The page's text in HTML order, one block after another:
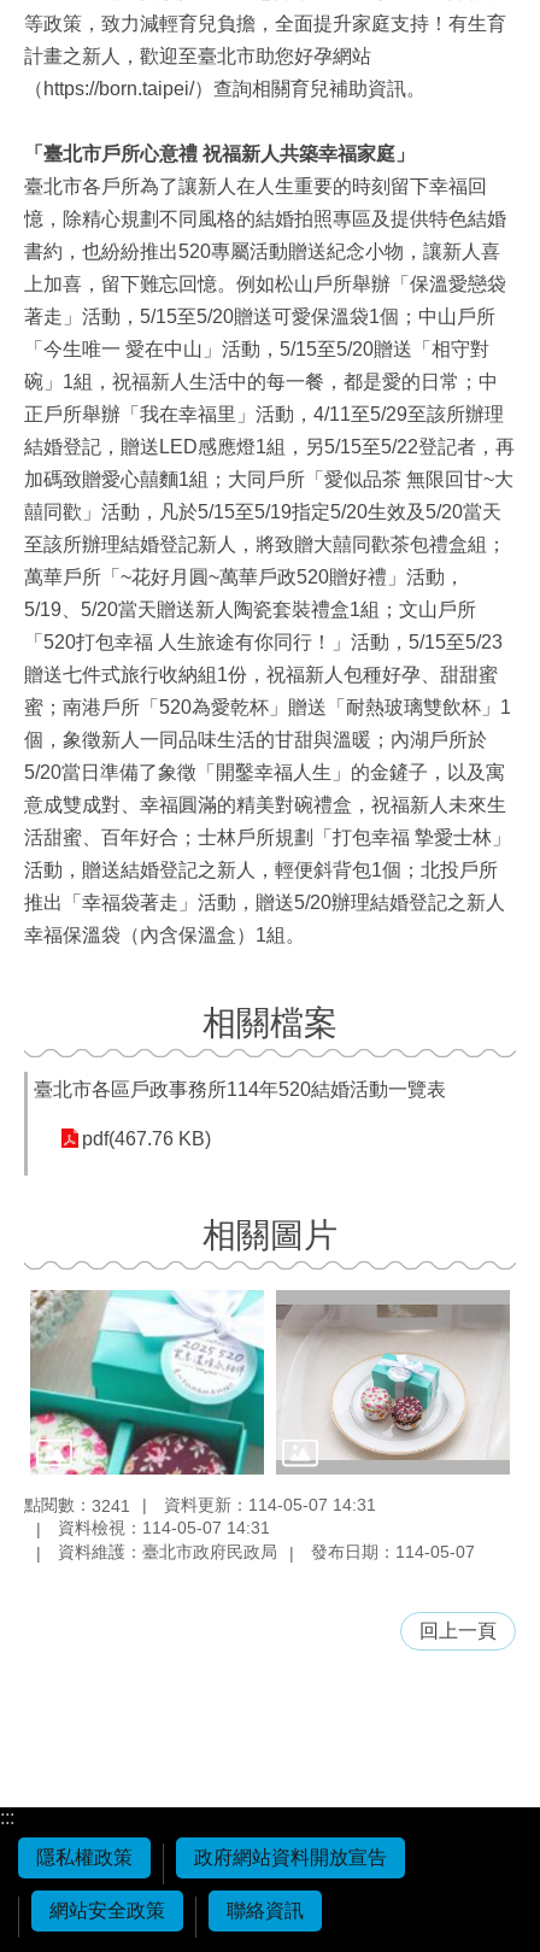
等政策，致力減輕育兒負擔，全面提升家庭支持！有生育
計畫之新人，歡迎至臺北市助您好孕網站
（https://born.taipei/）查詢相關育兒補助資訊。
「臺北市戶所心意禮 祝福新人共築幸福家庭」
臺北市各戶所為了讓新人在人生重要的時刻留下幸福回
憶，除精心規劃不同風格的結婚拍照專區及提供特色結婚
書約，也紛紛推出520專屬活動贈送紀念小物，讓新人喜
上加喜，留下難忘回憶。例如松山戶所舉辦「保溫愛戀袋
著走」活動，5/15至5/20贈送可愛保溫袋1個；中山戶所
「今生唯一 愛在中山」活動，5/15至5/20贈送「相守對
碗」1組，祝福新人生活中的每一餐，都是愛的日常；中
正戶所舉辦「我在幸福里」活動，4/11至5/29至該所辦理
結婚登記，贈送LED感應燈1組，另5/15至5/22登記者，再
加碼致贈愛心囍麵1組；大同戶所「愛似品茶 無限回甘~大
囍同歡」活動，凡於5/15至5/19指定5/20生效及5/20當天
至該所辦理結婚登記新人，將致贈大囍同歡茶包禮盒組；
萬華戶所「~花好月圓~萬華戶政520贈好禮」活動，
5/19、5/20當天贈送新人陶瓷套裝禮盒1組；文山戶所
「520打包幸福 人生旅途有你同行！」活動，5/15至5/23
贈送七件式旅行收納組1份，祝福新人包種好孕、甜甜蜜
蜜；南港戶所「520為愛乾杯」贈送「耐熱玻璃雙飲杯」1
個，象徵新人一同品味生活的甘甜與溫暖；內湖戶所於
5/20當日準備了象徵「開鑿幸福人生」的金鏟子，以及寓
意成雙成對、幸福圓滿的精美對碗禮盒，祝福新人未來生
活甜蜜、百年好合；士林戶所規劃「打包幸福 摯愛士林」
活動，贈送結婚登記之新人，輕便斜背包1個；北投戶所
推出「幸福袋著走」活動，贈送5/20辦理結婚登記之新人
幸福保溫袋（內含保溫盒）1組。
相關檔案
臺北市各區戶政事務所114年520結婚活動一覽表
pdf(467.76 KB)
相關圖片
點閱數： 3241
資料更新：114-05-07 14:31
資料檢視：114-05-07 14:31
資料維護：臺北市政府民政局
發布日期：114-05-07
回上一頁
:::
隱私權政策
政府網站資料開放宣告
網站安全政策 聯絡資訊